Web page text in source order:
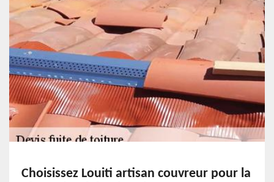
Choisissez Louiti artisan couvreur pour la